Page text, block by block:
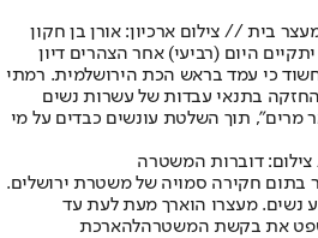
בית // צילום ארכיון: אורן בן חקון
היום (רביעי) אחר הצהרים דיון
כי עמד בראש הכת הירושלמית. רמתי
בתנאי עבדות של עשרות נשים
מרים״, תוך השלטת עונשים כבדים על מי
דוברות המשטרה
בתום חקירה סמויה של משטרת ירושלים.
נשים. מעצרו הוארך מעת לעת עד
את בקשת המשטרהלהארכת